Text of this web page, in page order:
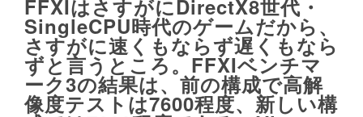
FFXIはさすがにDirectX8世代・
SingleCPU時代のゲームだから、
さすがに速くもならず遅くもなら
ずと言うところ。FFXIベンチマ
ーク3の結果は、前の構成で高解
像度テストは7600程度、新しい構